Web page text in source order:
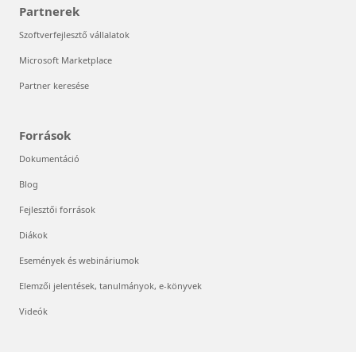
Partnerek
Szoftverfejlesztő vállalatok
Microsoft Marketplace
Partner keresése
Források
Dokumentáció
Blog
Fejlesztői források
Diákok
Események és webináriumok
Elemzői jelentések, tanulmányok, e-könyvek
Videók